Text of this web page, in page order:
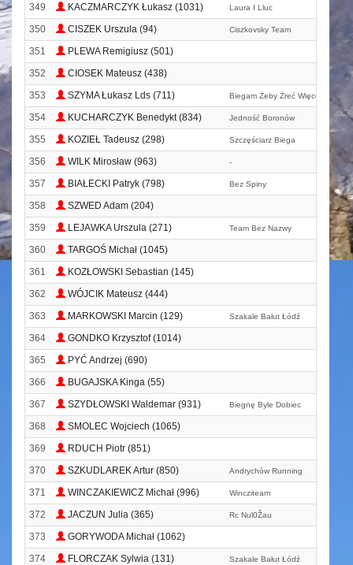
349 KACZMARCZYK Łukasz (1031) Laura I Lluc
350 CISZEK Urszula (94) Ciszkovsky Team
351
PLEWA Remigiusz (501)
352
CIOSEK Mateusz (438)
353
SZYMA Łukasz Lds (711) Biegam Żeby Żreć Więcej
354 KUCHARCZYK Benedykt (834) Jedność Boronów
355 KOZIEŁ Tadeusz (298) Szczęściarz Biega
356 WILK Mirosław (963) -
357 BIAŁECKI Patryk (798) Bez Spiny
358
SZWED Adam (204)
359
LEJAWKA Urszula (271) Team Bez Nazwy
360
TARGOŚ Michał (1045)
361
KOZŁOWSKI Sebastian (145)
362
WÓJCIK Mateusz (444)
363
MARKOWSKI Marcin (129) Szakale Bałut Łódź
364
GONDKO Krzysztof (1014)
365
PYĆ Andrzej (690)
366
BUGAJSKA Kinga (55)
367
SZYDŁOWSKI Waldemar (931) Biegnę Byle Dobiec
368
SMOLEC Wojciech (1065)
369
RDUCH Piotr (851)
370
SZKUDLAREK Artur (850) Andrychów Running
371 WINCZAKIEWICZ Michał (996) Wincziteam
372 JACZUN Julia (365) Rc Nul0Žau
373
GORYWODA Michał (1062)
374
FLORCZAK Sylwia (131) Szakale Bałut Łódź